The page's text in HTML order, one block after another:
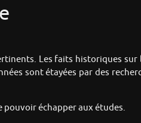
Les faits historiques
sont étayées par des
pouvoir échapper aux études.